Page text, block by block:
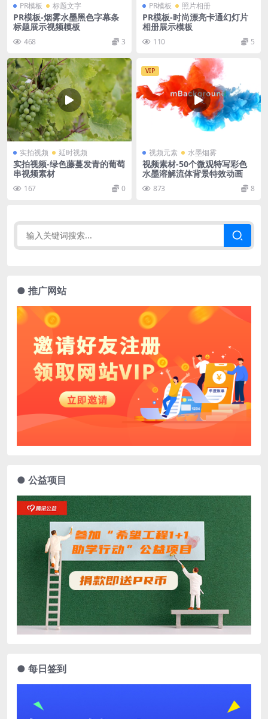
PR模板 标题文字
PR模板-烟雾水墨黑色字幕条
标题展示视频模板
468 3
PR模板 照片相册
PR模板-时尚漂亮卡通幻灯片
相册展示模板
110 5
实拍视频 延时视频
实拍视频-绿色藤蔓发青的葡萄
串视频素材
167 0
VIP
视频元素 水墨烟雾
视频素材-50个微观特写彩色
水墨溶解流体背景特效动画
873 8
● 推广网站
● 公益项目
● 每日签到